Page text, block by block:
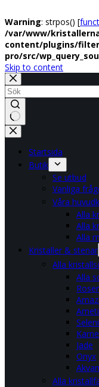
Warning: strpos() [
/var/www/
content/plugins/
pro/src/
Skip to content
No
results
Startsida
Butik
Se utbud
Vanliga
Våra
Alla
Alla
Alla
Kristaller & stenar
Alla
Alla
Jade
Onyx
Alla